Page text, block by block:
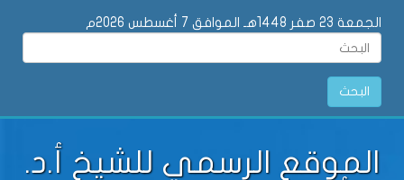
الجمعة 23 صفر 1448هـ الموافق 7 أغسطس 2026م
البحث
الموقع الرسمي للشيخ أ.د.